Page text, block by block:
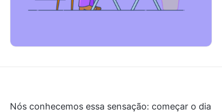
Nós conhecemos essa sensação: começar o dia